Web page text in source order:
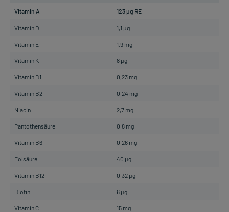
Vitamin A 123 µg RE
Vitamin D 1,1 µg
Vitamin E 1,9 mg
Vitamin K 8 µg
Vitamin B1 0,23 mg
Vitamin B2 0,24 mg
Niacin 2,7 mg
Pantothensäure 0,8 mg
Vitamin B6 0,26 mg
Folsäure 40 µg
Vitamin B12 0,32 µg
Biotin 6 µg
Vitamin C 15 mg